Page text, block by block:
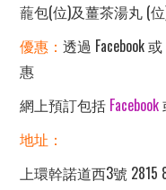
蘢包(位)及薑茶湯丸 (
優惠：透過 Facebook
惠
網上預訂包括 Facebook
地址：
上環幹諾道西3號 2815